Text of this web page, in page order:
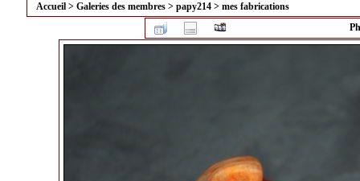
Accueil > Galeries des membres > papy214 > mes fabrications